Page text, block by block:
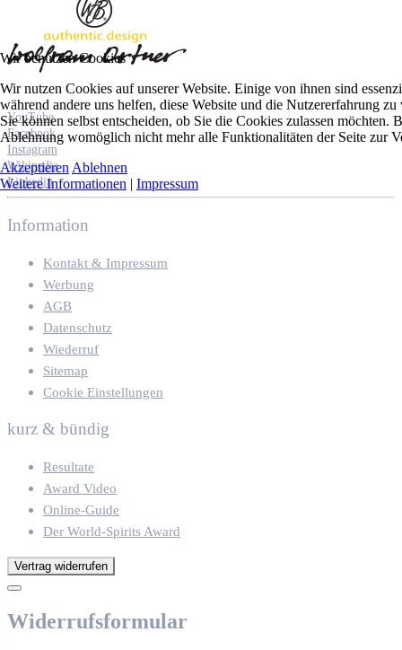
YouTube
Facebook
Instagram
Wikipedia
Linkedin
Information
Kontakt & Impressum
Werbung
AGB
Datenschutz
Wiederruf
Sitemap
Cookie Einstellungen
kurz & bündig
Resultate
Award Video
Online-Guide
Der World-Spirits Award
Vertrag widerrufen
Widerrufsformular
Wir benutzen Cookies
Wir nutzen Cookies auf unserer Website. Einige von ihnen sind
während andere uns helfen, diese Website und die Nutzererfahrung
Sie können selbst entscheiden, ob Sie die Cookies zulassen möchten.
Ablehnung womöglich nicht mehr alle Funktionalitäten der Seite zur
Akzeptieren Ablehnen
Weitere Informationen | Impressum